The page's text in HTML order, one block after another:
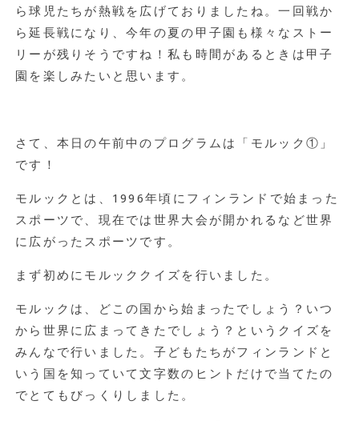
ら球児たちが熱戦を広げておりましたね。一回戦か
ら延長戦になり、今年の夏の甲子園も様々なストー
リーが残りそうですね！私も時間があるときは甲子
園を楽しみたいと思います。
さて、本日の午前中のプログラムは「モルック①」
です！
モルックとは、1996年頃にフィンランドで始まった
スポーツで、現在では世界大会が開かれるなど世界
に広がったスポーツです。
まず初めにモルッククイズを行いました。
モルックは、どこの国から始まったでしょう？いつ
から世界に広まってきたでしょう？というクイズを
みんなで行いました。子どもたちがフィンランドと
いう国を知っていて文字数のヒントだけで当てたの
でとてもびっくりしました。